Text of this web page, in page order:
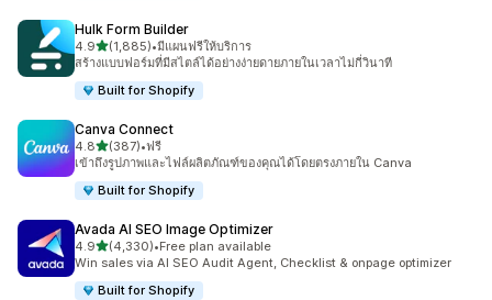
Hulk Form Builder
4.9เต็ม 5 ดาว
(1,885)
ทั้งหมด 1885 รีวิว
•มีแผนฟรีให้บริการ
สร้างแบบฟอร์มที่มีสไตล์ได้อย่างง่ายดายภายในเวลาไม่กี่วินาที
Built for Shopify
Canva Connect
4.8เต็ม 5 ดาว
(387)
ทั้งหมด 387 รีวิว
•ฟรี
เข้าถึงรูปภาพและไฟล์ผลิตภัณฑ์ของคุณได้โดยตรงภายใน Canva
Built for Shopify
Avada AI SEO Image Optimizer
4.9เต็ม 5 ดาว
(4,330)
ทั้งหมด 4330 รีวิว
•Free plan available
Win sales via AI SEO Audit Agent, Checklist & onpage optimizer
Built for Shopify